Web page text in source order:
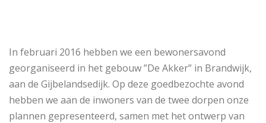
In februari 2016 hebben we een bewonersavond
georganiseerd in het gebouw ”De Akker” in Brandwijk,
aan de Gijbelandsedijk. Op deze goedbezochte avond
hebben we aan de inwoners van de twee dorpen onze
plannen gepresenteerd, samen met het ontwerp van